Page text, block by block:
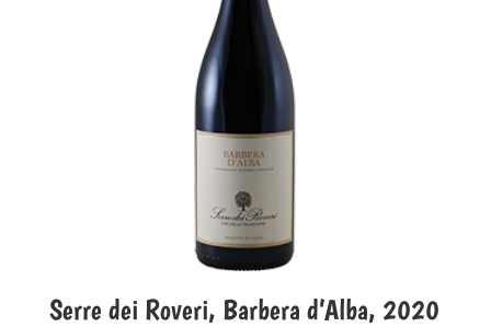
Serre dei Roveri, Barbera d’Alba, 2020